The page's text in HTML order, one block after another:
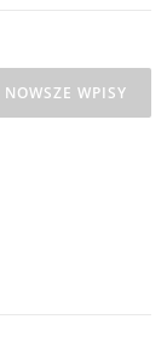
NOWSZE WPISY